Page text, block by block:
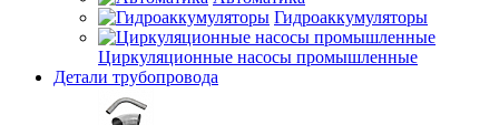
Гидроаккумуляторы
Циркуляционные насосы промышленные
Детали трубопровода